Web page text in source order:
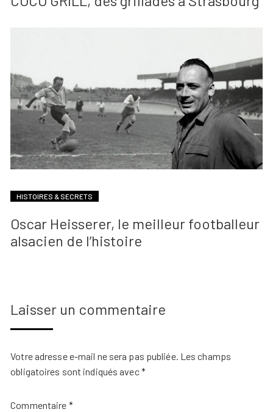
HISTOIRES & SECRETS
Oscar Heisserer, le meilleur footballeur
alsacien de l’histoire
Laisser un commentaire
Votre adresse e-mail ne sera pas publiée. Les champs
obligatoires sont indiqués avec*
Commentaire *